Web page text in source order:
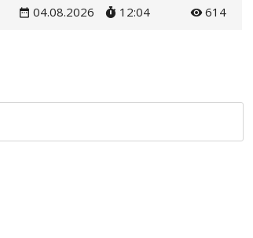
04.08.2026
12:04 614